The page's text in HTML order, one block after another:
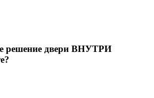
решение двери ВНУТРИ